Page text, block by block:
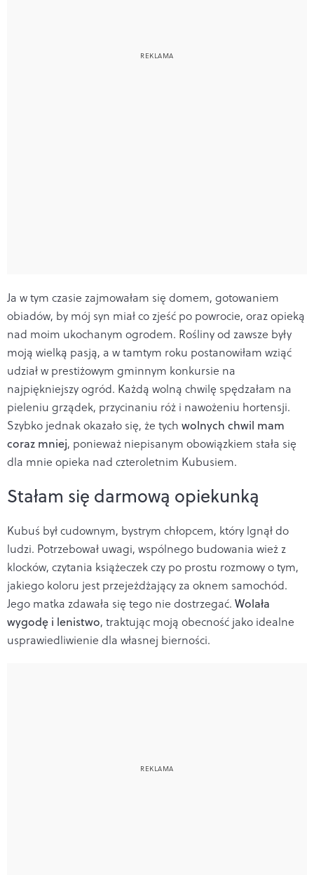
Ja w tym czasie zajmowałam się domem, gotowaniem
obiadów, by mój syn miał co zjeść po powrocie, oraz opieką
nad moim ukochanym ogrodem. Rośliny od zawsze były
moją wielką pasją, a w tamtym roku postanowiłam wziąć
udział w prestiżowym gminnym konkursie na
najpiękniejszy ogród. Każdą wolną chwilę spędzałam na
pieleniu grządek, przycinaniu róż i nawożeniu hortensji.
Szybko jednak okazało się, że tych wolnych chwil mam
coraz mniej, ponieważ niepisanym obowiązkiem stała się
dla mnie opieka nad czteroletnim Kubusiem.
Stałam się darmową opiekunką
Kubuś był cudownym, bystrym chłopcem, który lgnął do
ludzi. Potrzebował uwagi, wspólnego budowania wież z
klocków, czytania książeczek czy po prostu rozmowy o tym,
jakiego koloru jest przejeżdżający za oknem samochód.
Jego matka zdawała się tego nie dostrzegać. Wolała
wygodę i lenistwo, traktując moją obecność jako idealne
usprawiedliwienie dla własnej bierności.